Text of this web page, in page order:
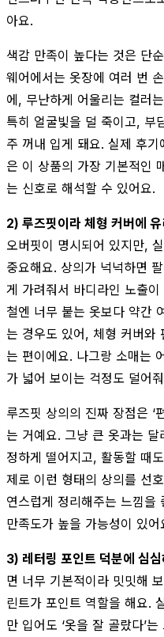
아요.
색감 만족이 높다는 것은 단
웨어에서는 옷장에 여러 번
에, 무난하게 어울리는 컬러
특히 얼굴빛을 덜 죽이고, 부
주 꺼내 입게 돼요. 실제 후
은 이 상품의 가장 기본적인
는 신호로 해석할 수 있어요.
2) 루즈핏이라 체형 커버에
오버핏이 명시되어 있지만,
중요해요. 상의가 넉넉하면
게 가려줘서 바디라인 노출
철엔 너무 붙는 옷보다 약간
는 경우도 있어, 체형 커버와
는 편이에요. 나그랑 소매는
가 넓어 보이는 걱정도 덜어
루즈핏 상의의 진짜 장점은 ‘
는 거예요. 그냥 큰 옷과는
정하게 떨어지고, 활동할 때
제로 이런 형태의 상의를 선
연스럽게 정리해주는 느낌을
만족도가 높을 가능성이 있어
3) 레터링 포인트 덕분에 심
면 너무 기본적이라 밋밋해
린트가 포인트 역할을 해요.
만 입어도 ‘옷을 잘 골랐다’